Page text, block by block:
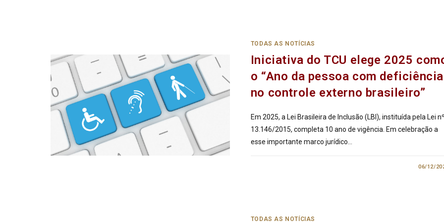
TODAS AS NOTÍCIAS
Iniciativa do TCU elege 2025
o “Ano da pessoa com deficiência
no controle externo brasileiro”
Em 2025, a Lei Brasileira de Inclusão (LBI), instituída pela Lei nº
13.146/2015, completa 10 ano de vigência. Em celebração a
esse importante marco jurídico…
06/12/
TODAS AS NOTÍCIAS